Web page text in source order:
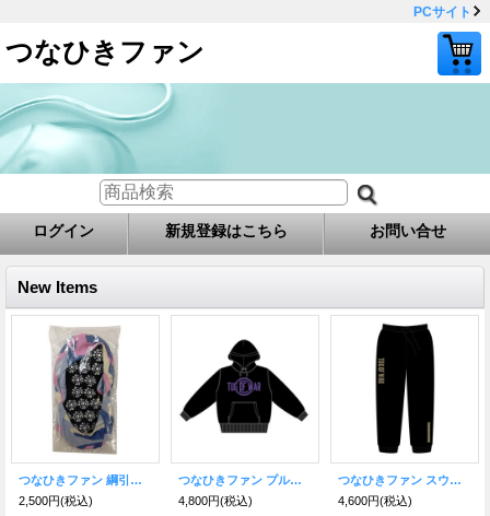
PCサイト
つなひきファン
ログイン 新規登録はこちら お問い合せ
New Items
つなひきファン 綱引シューズカバー
2,500円(税込)
つなひきファン プルオーバーパーカ
4,800円(税込)
つなひきファン スウェットパンツ
4,600円(税込)